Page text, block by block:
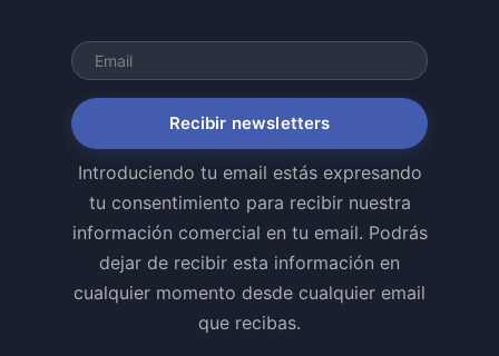
Recibir newsletters
Introduciendo tu email estás expresando
tu consentimiento para recibir nuestra
información comercial en tu email. Podrás
dejar de recibir esta información en
cualquier momento desde cualquier email
que recibas.